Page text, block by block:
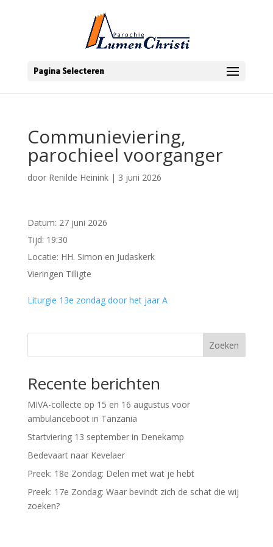
Pagina Selecteren
Communieviering,
parochieel voorganger
door Renilde Heinink| 3 juni 2026
Datum: 27 juni 2026
Tijd: 19:30
Locatie: HH. Simon en Judaskerk
Vieringen Tilligte
Liturgie 13e zondag door het jaar A
Zoeken
Recente berichten
MIVA-collecte op 15 en 16 augustus voor
ambulanceboot in Tanzania
Startviering 13 september in Denekamp
Bedevaart naar Kevelaer
Preek: 18e Zondag: Delen met wat je hebt
Preek: 17e Zondag: Waar bevindt zich de schat die wij
zoeken?